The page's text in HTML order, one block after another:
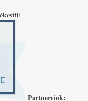
Partnereink: